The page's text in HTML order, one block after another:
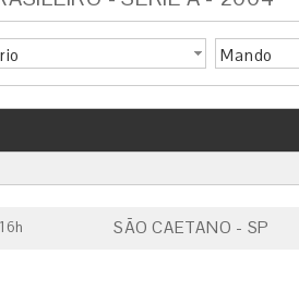
Mando
SÃO CAETANO - SP